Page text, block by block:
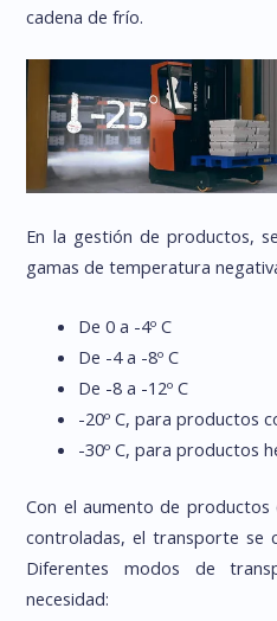
cadena de frío.
En la gestión de productos,
gamas de temperatura
De 0 a -4º C
De -4 a -8º C
De -8 a -12º C
-20º C, para productos
-30º C, para productos
Con el aumento de
controladas, el transporte se
Diferentes modos de
necesidad: